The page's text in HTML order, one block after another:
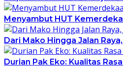
Menyambut HUT
Dari Mako Hingga Jalan
Durian Pak Eko: Kualitas